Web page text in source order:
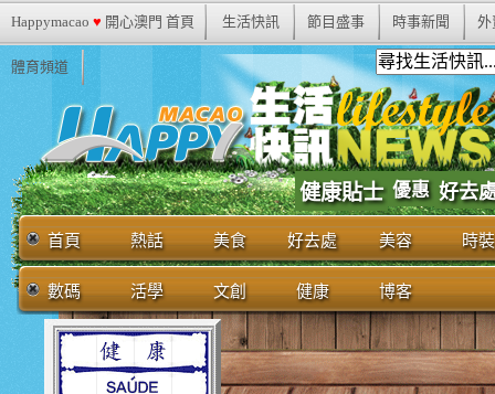
Happymacao ♥ 開心澳門 首頁 生活快訊 節目盛事 時事新聞 外
體育頻道
健康貼士 優惠 好去
首頁 熱話 美食 好去處 美容 時裝
數碼 活學 文創 健康 博客